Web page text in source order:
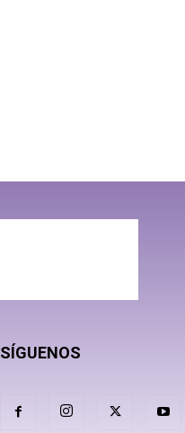
SÍGUENOS